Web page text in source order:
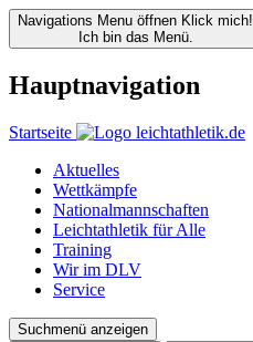
Navigations Menu öffnen Klick mich!
Ich bin das Menü.
Hauptnavigation
Startseite
Aktuelles
Wettkämpfe
Nationalmannschaften
Leichtathletik für Alle
Training
Wir im DLV
Service
Suchmenü anzeigen